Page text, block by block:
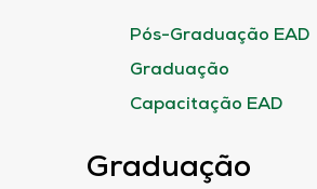
Pós-Graduação EAD
Graduação
Capacitação EAD
Graduação